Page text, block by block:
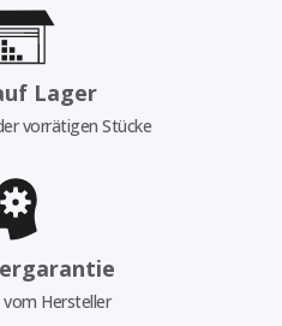
Lager
vorrätigen Stücke
Hersteller